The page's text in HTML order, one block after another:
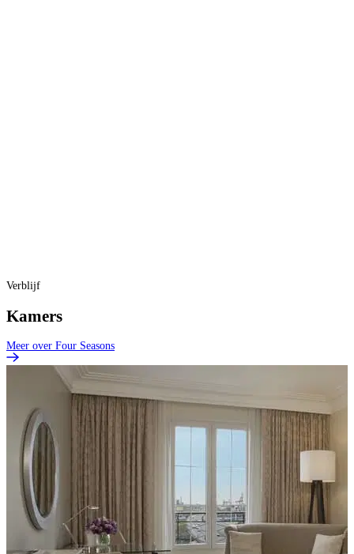
Verblijf
Kamers
Meer over Four Seasons